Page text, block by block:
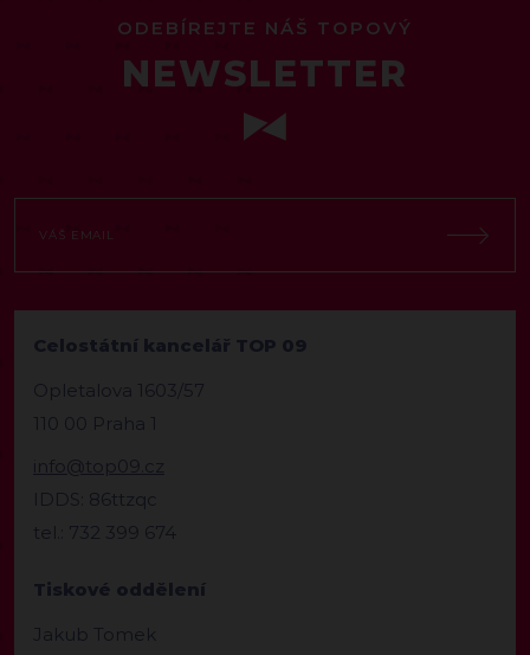
ODEBÍREJTE NÁŠ TOPOVÝ
NEWSLETTER
Celostátní kancelář TOP 09
Opletalova 1603/57
110 00 Praha 1
info@top09.cz
IDDS: 86ttzqc
tel.: 732 399 674
Tiskové oddělení
Jakub Tomek